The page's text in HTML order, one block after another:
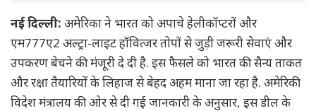
नई दिल्ली: अमेरिका ने भारत को अपाचे हेलीकॉप्टरों और
एम777ए2 अल्ट्रा-लाइट हॉवित्जर तोपों से जुड़ी जरूरी सेवाएं और
उपकरण बेचने की मंजूरी दे दी है. इस फैसले को भारत की सैन्य ताकत
और रक्षा तैयारियों के लिहाज से बेहद अहम माना जा रहा है. अमेरिकी
विदेश मंत्रालय की ओर से दी गई जानकारी के अनुसार, इस डील के